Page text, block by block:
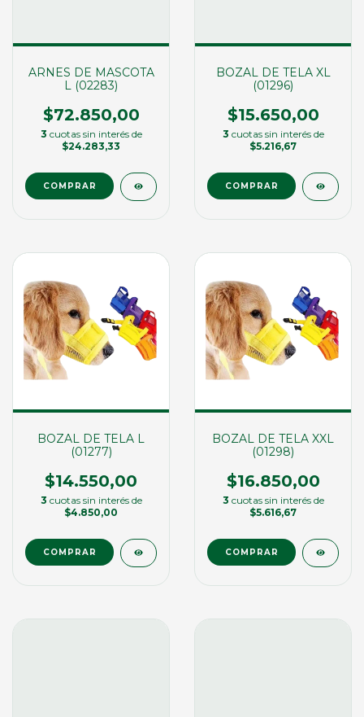
ARNES DE MASCOTA
L (02283)
$72.850,00
3 cuotas sin interés de
$24.283,33
BOZAL DE TELA XL
(01296)
$15.650,00
3 cuotas sin interés de
$5.216,67
BOZAL DE TELA L
(01277)
$14.550,00
3 cuotas sin interés de
$4.850,00
BOZAL DE TELA XXL
(01298)
$16.850,00
3 cuotas sin interés de
$5.616,67